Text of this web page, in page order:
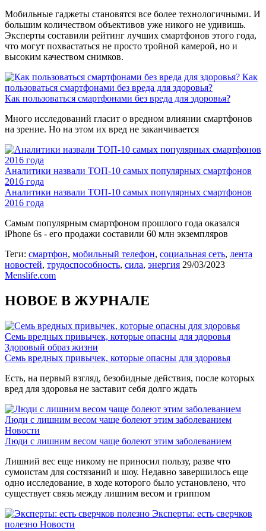
Мобильные гаджеты становятся все более технологичными. И
большим количеством объективов уже никого не удивишь.
Эксперты составили рейтинг лучших смартфонов этого года,
что могут похвастаться не просто тройной камерой, но и
высоким качеством снимков.
Как
пользоваться смартфонами без вреда для здоровья?
Как пользоваться смартфонами без вреда для здоровья?
Много исследований гласит о вредном влиянии смартфонов
на зрение. Но на этом их вред не заканчивается
Аналитики назвали ТОП-10 самых популярных смартфонов
2016 года
Аналитики назвали ТОП-10 самых популярных смартфонов
2016 года
Самым популярным смартфоном прошлого года оказался
iPhone 6s - его продажи составили 60 млн экземпляров
Теги: смартфон, мобильный телефон, социальная сеть, лента
новостей, трудоспособность, сила, энергия 29/03/2023
Menslife.com
НОВОЕ В ЖУРНАЛЕ
Семь вредных привычек, которые опасны для здоровья
Здоровый образ жизни
Семь вредных привычек, которые опасны для здоровья
Есть, на первый взгляд, безобидные действия, после которых
вред для здоровья не заставит себя долго ждать
Люди с лишним весом чаще болеют этим заболеванием
Новости
Люди с лишним весом чаще болеют этим заболеванием
Лишний вес еще никому не приносил пользу, разве что
сумоистам для состязаний и шоу. Недавно завершилось еще
одно исследование, в ходе которого было установлено, что
существует связь между лишним весом и гриппом
Эксперты: есть сверчков
полезно Новости